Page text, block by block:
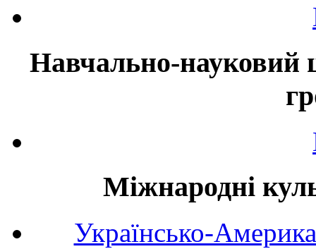
Навчально-науковий
Міжнародні
Українсько-